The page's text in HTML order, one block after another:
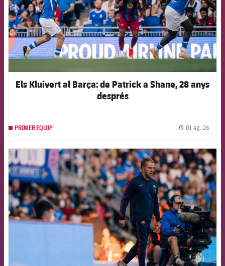
Els Kluivert al Barça: de Patrick a Shane, 28 anys
després
PRIMER EQUIP 01 ag. 26
FCB Barcelona badge